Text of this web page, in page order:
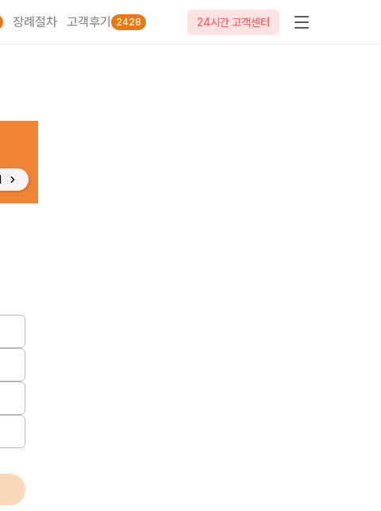
장례절차 고객후기 2428 24시간 고객센터